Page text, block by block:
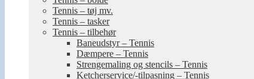
Tennis – tøj mv.
Tennis – tasker
Tennis – tilbehør
Baneudstyr – Tennis
Dæmpere – Tennis
Strengemaling og stencils – Tennis
Ketcherservice/-tilpasning – Tennis